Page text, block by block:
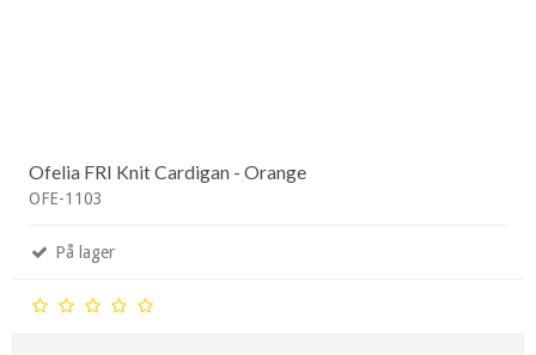
Ofelia FRI Knit Cardigan - Orange
OFE-1103
På lager